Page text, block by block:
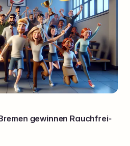
gewinnen Rauchfrei-